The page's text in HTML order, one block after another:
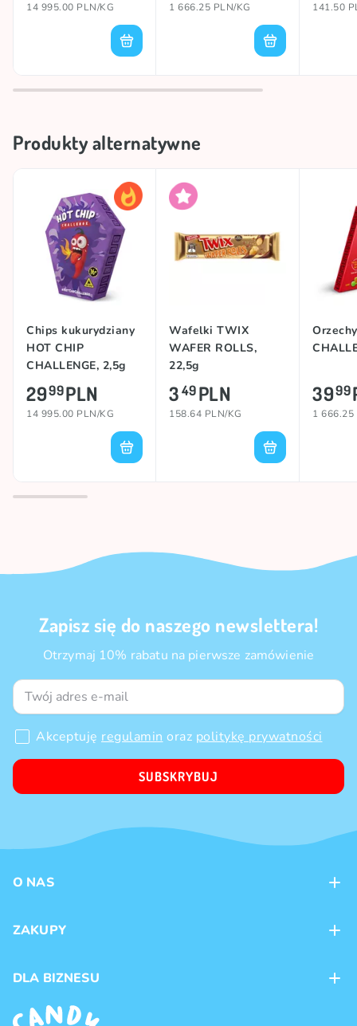
14 995.00 PLN/KG 1 666.25 PLN/KG 141.50
Produkty alternatywne
Chips kukurydziany
HOT CHIP
CHALLENGE, 2,5g
2999PLN
14 995.00 PLN/KG
Wafelki TWIX
WAFER ROLLS,
22,5g
349PLN
158.64 PLN/KG
3999
1 666.25
Zapisz się do naszego newslettera!
Otrzymaj 10% rabatu na pierwsze zamówienie
Akceptuję regulamin oraz politykę prywatności
SUBSKRYBUJ
O NAS
Sklepy
ZAKUPY
Dostawa
Regulamin
DLA BIZNESU
Franczyza